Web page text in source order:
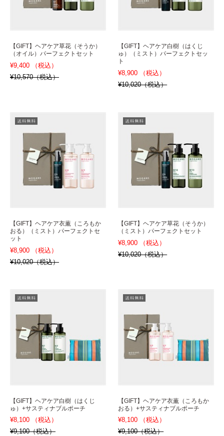
【GIFT】ヘアケア草花（そうか）
（オイル）パーフェクトセット
¥9,400 （税込）
¥10,570（税込）
【GIFT】ヘアケア白樹（はくじ
ゅ）（ミスト）パーフェクトセッ
ト
¥8,900 （税込）
¥10,020（税込）
【GIFT】ヘアケア衣薫（ころもか
おる）（ミスト）パーフェクトセ
ット
¥8,900 （税込）
¥10,020（税込）
【GIFT】ヘアケア草花（そうか）
（ミスト）パーフェクトセット
¥8,900 （税込）
¥10,020（税込）
【GIFT】ヘアケア白樹（はくじ
ゅ）+サスティナブルポーチ
¥8,100 （税込）
¥9,100（税込）
【GIFT】ヘアケア衣薫（ころもか
おる）+サスティナブルポーチ
¥8,100 （税込）
¥9,100（税込）